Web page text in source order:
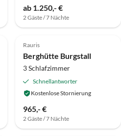
ab 1.250,- €
2 Gäste / 7 Nächte
Top-Inserat
5.0 (4)
Rauris
Berghütte Burgstall
3 Schlafzimmer
Schnellantworter
Kostenlose Stornierung
965,- €
2 Gäste / 7 Nächte